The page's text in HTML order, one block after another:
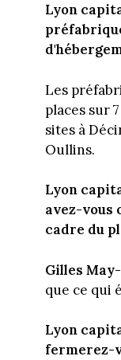
Lyon
Les
places sur
sites à
Oullins.
Lyon
avez-vous
cadre du
Gilles
que ce qui
Lyon
fermerez-